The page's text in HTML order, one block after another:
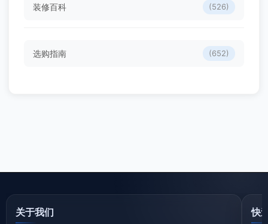
装修百科 (526)
选购指南 (652)
关于我们 快